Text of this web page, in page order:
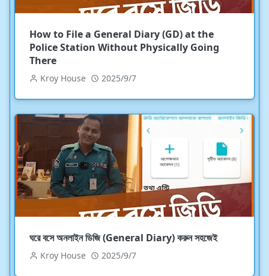
How to File a General Diary (GD) at the
Police Station Without Physically Going
There
Kroy House 2025/9/7
ঘরে বসে অনলাইন ডিজি (General Diary) করুন সহজেই
Kroy House 2025/9/7